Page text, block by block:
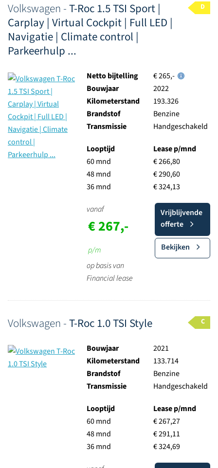
Volkswagen -T-Roc 1.5 TSI Sport |
Carplay | Virtual Cockpit | Full LED |
Navigatie | Climate control |
Parkeerhulp ...
D
Netto bijtelling
€ 265,-
Bouwjaar
2022
Kilometerstand
193.326
Brandstof
Benzine
Transmissie
Handgeschakeld
Looptijd
60 mnd
48 mnd
36 mnd
Lease p/mnd
€ 266,80
€ 290,60
€ 324,13
vanaf
€ 267,-
p/m
op basis van
Financial lease
Vrijblijvende
offerte
Bekijken
Volkswagen -T-Roc 1.0 TSI Style C
Bouwjaar
2021
Kilometerstand
133.714
Brandstof
Benzine
Transmissie
Handgeschakeld
Looptijd
60 mnd
48 mnd
36 mnd
Lease p/mnd
€ 267,27
€ 291,11
€ 324,69